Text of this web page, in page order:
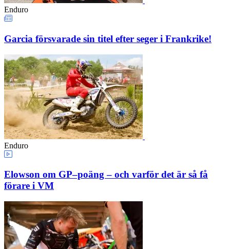
Enduro
Garcia försvarade sin titel efter seger i Frankrike!
Enduro
Elowson om GP–poäng – och varför det är så få
förare i VM